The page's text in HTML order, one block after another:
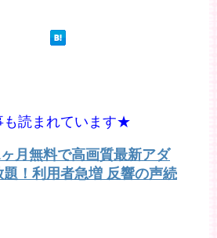
読まれています★
月無料で高画質最新アダ
！利用者急増 反響の声続